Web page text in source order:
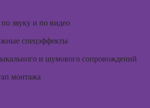
звуку и по видео
спецэффекты
и шумового сопровождений
монтажа